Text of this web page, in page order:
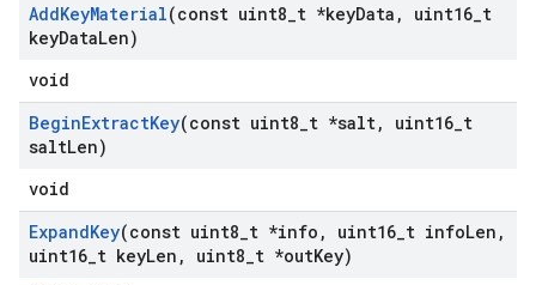
AddKeyMaterial(const uint8 t *keyData , uint16 t
keyDataLen)
void
BeginExtractKey(const uint8 t *salt, uint16 t
saltLen)
void
ExpandKey(const uint8 t *info , uint16 t infoLen ,
uint16 t keyLen , uint8 t *outKey)